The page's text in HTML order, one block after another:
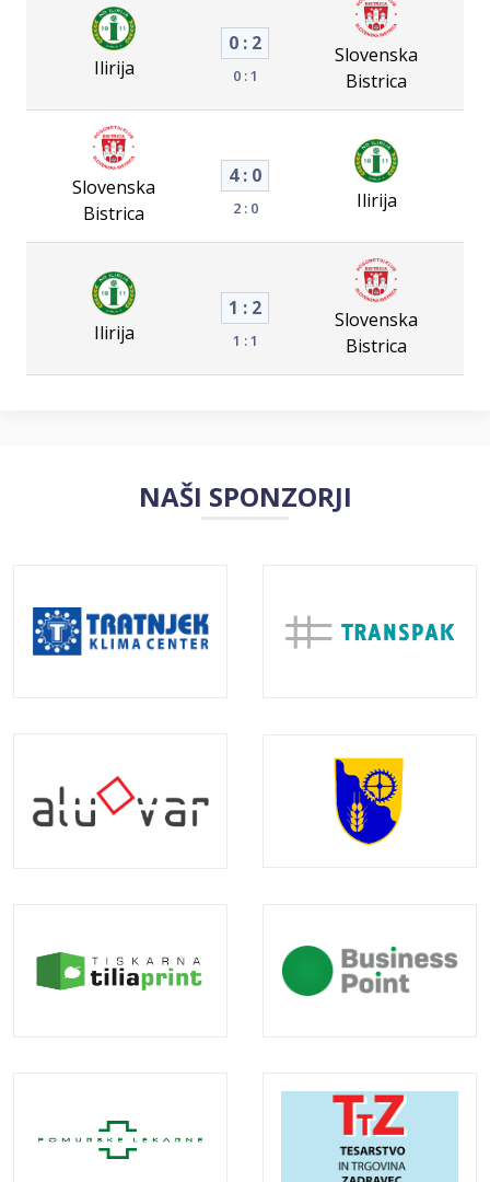
Ilirija
0 : 2
0 : 1
Slovenska
Bistrica
Slovenska
Bistrica
4 : 0
2 : 0 Ilirija
Ilirija
1 : 2
1 : 1
Slovenska
Bistrica
NAŠI SPONZORJI